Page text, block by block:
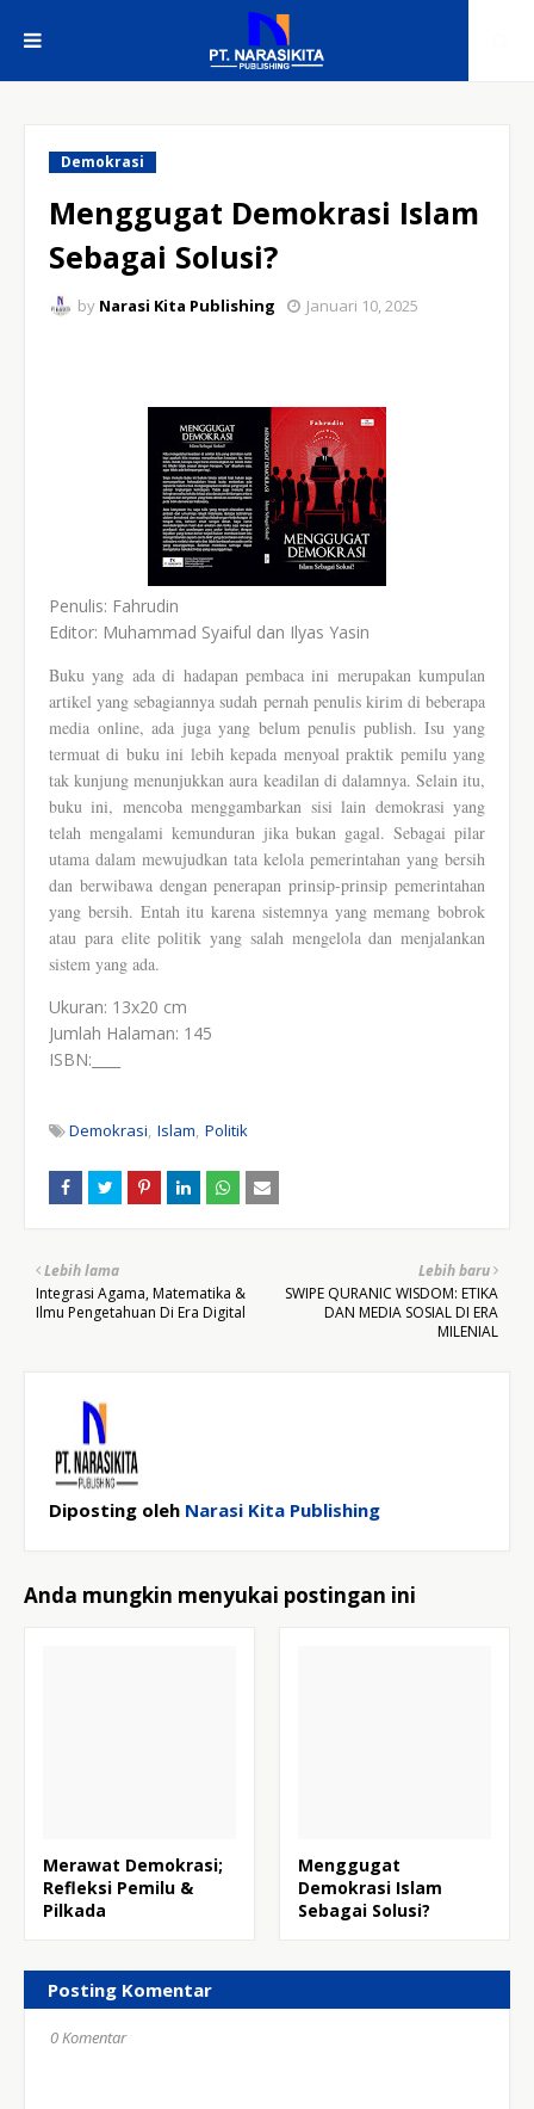
Demokrasi
Menggugat Demokrasi Islam
Sebagai Solusi?
by Narasi Kita Publishing Januari 10, 2025
Penulis: Fahrudin
Editor: Muhammad Syaiful dan Ilyas Yasin
Buku yang ada di hadapan pembaca ini merupakan kumpulan
artikel yang sebagiannya sudah pernah penulis kirim di beberapa
media online, ada juga yang belum penulis publish. Isu yang
termuat di buku ini lebih kepada menyoal praktik pemilu yang
tak kunjung menunjukkan aura keadilan di dalamnya. Selain itu,
buku ini, mencoba menggambarkan sisi lain demokrasi yang
telah mengalami kemunduran jika bukan gagal. Sebagai pilar
utama dalam mewujudkan tata kelola pemerintahan yang bersih
dan berwibawa dengan penerapan prinsip-prinsip pemerintahan
yang bersih. Entah itu karena sistemnya yang memang bobrok
atau para elite politik yang salah mengelola dan menjalankan
sistem yang ada.
Ukuran: 13x20 cm
Jumlah Halaman: 145
ISBN:____
Demokrasi Islam Politik
Lebih baru
SWIPE QURANIC WISDOM: ETIKA
DAN MEDIA SOSIAL DI ERA
MILENIAL
Lebih lama
Integrasi Agama, Matematika &
Ilmu Pengetahuan Di Era Digital
Diposting oleh Narasi Kita Publishing
Anda mungkin menyukai postingan ini
Merawat Demokrasi;
Refleksi Pemilu &
Pilkada
Menggugat
Demokrasi Islam
Sebagai Solusi?
Posting Komentar
0 Komentar